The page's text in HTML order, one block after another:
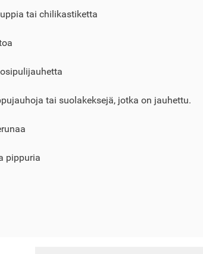
tai chilikastiketta
tai suolakeksejä, jotka on jauhettu.
pippuria